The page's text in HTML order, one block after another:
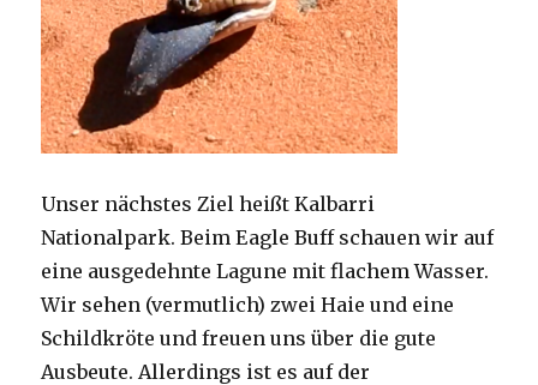
Unser nächstes Ziel heißt Kalbarri
Nationalpark. Beim Eagle Buff schauen wir auf
eine ausgedehnte Lagune mit flachem Wasser.
Wir sehen (vermutlich) zwei Haie und eine
Schildkröte und freuen uns über die gute
Ausbeute. Allerdings ist es auf der